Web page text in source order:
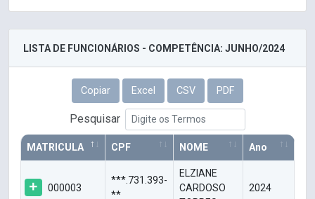
LISTA DE FUNCIONÁRIOS - COMPETÊNCIA: JUNHO/2024
Copiar Excel CSV PDF
Pesquisar
MATRICULA CPF NOME Ano
000003
***.731.393-
**
ELZIANE
CARDOSO
2024